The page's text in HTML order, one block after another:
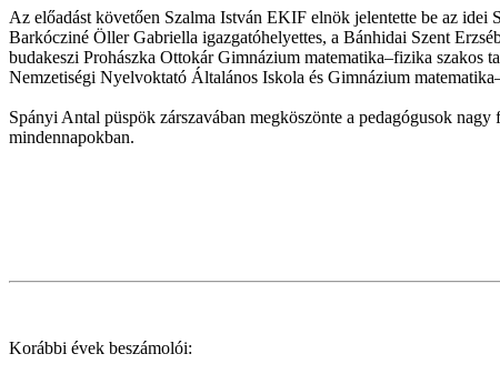
Az előadást követően Szalma István EKIF elnök jelentette be az idei
Barkócziné Öller Gabriella igazgatóhelyettes, a Bánhidai Szent
budakeszi Prohászka Ottokár Gimnázium matematika–fizika szakos
Nemzetiségi Nyelvoktató Általános Iskola és Gimnázium
Spányi Antal püspök zárszavában megköszönte a pedagógusok
mindennapokban.
Korábbi évek beszámolói: